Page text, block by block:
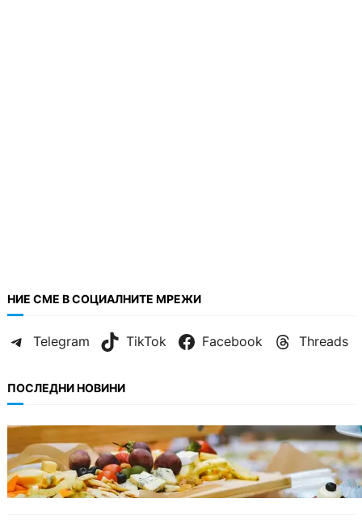
НИЕ СМЕ В СОЦИАЛНИТЕ МРЕЖИ
Telegram TikTok Facebook Threads
ПОСЛЕДНИ НОВИНИ
От август се променят осигурителните
вноски за седем икономически дейности.